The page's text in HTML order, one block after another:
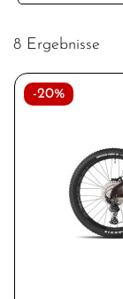
8 Ergebnisse
-20%